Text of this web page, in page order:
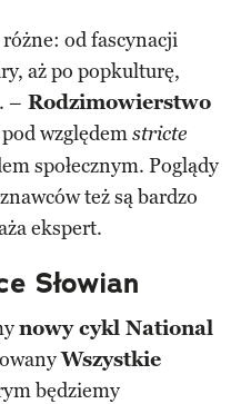
od fascynacji
aż po popkulturę,
– Rodzimowierstwo
względemstricte
społecznym. Poglądy
też są bardzo
ekspert.
Słowian
nowy cykl National
Wszystkie
będziemy